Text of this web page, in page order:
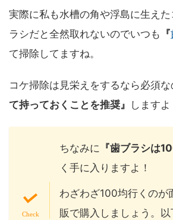
実際に私も水槽の角や浮島に生え
ラシだと全然取れないのでいつも 『
て掃除してますね。
コケ掃除は見栄えをするなら必須な
て持っておくことを推奨』 しますよ
ちなみに 『歯ブラシは
く手に入りますよ！
わざわざ100均行くのが
販で購入しましょう。